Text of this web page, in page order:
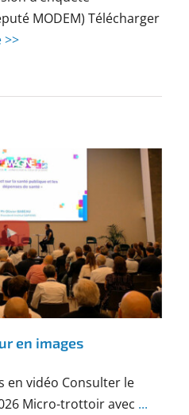
MODEM) Télécharger
>>
en images
en vidéo Consulter le
Micro-trottoir avec ...